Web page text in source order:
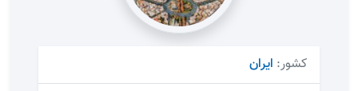
کشور: ایران